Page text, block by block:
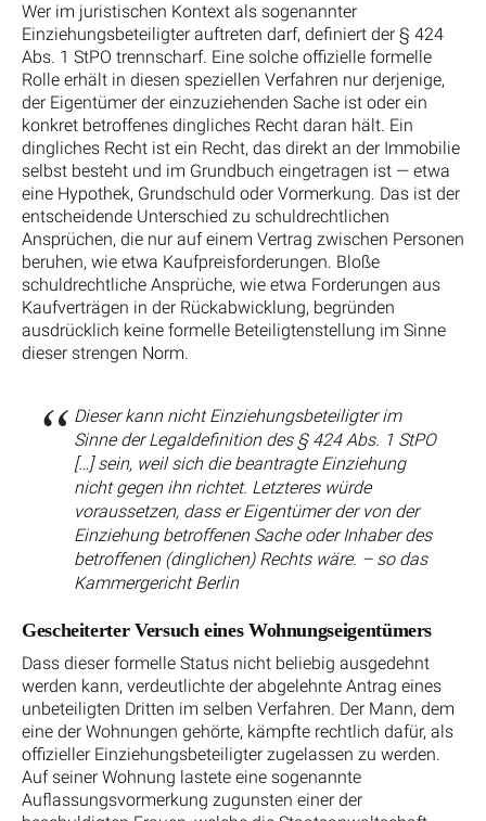
Wer im juristischen Kontext als sogenannter
Einziehungsbeteiligter auftreten darf, definiert der § 424
Abs. 1 StPO trennscharf. Eine solche offizielle formelle
Rolle erhält in diesen speziellen Verfahren nur derjenige,
der Eigentümer der einzuziehenden Sache ist oder ein
konkret betroffenes dingliches Recht daran hält. Ein
dingliches Recht ist ein Recht, das direkt an der Immobilie
selbst besteht und im Grundbuch eingetragen ist — etwa
eine Hypothek, Grundschuld oder Vormerkung. Das ist der
entscheidende Unterschied zu schuldrechtlichen
Ansprüchen, die nur auf einem Vertrag zwischen Personen
beruhen, wie etwa Kaufpreisforderungen. Bloße
schuldrechtliche Ansprüche, wie etwa Forderungen aus
Kaufverträgen in der Rückabwicklung, begründen
ausdrücklich keine formelle Beteiligtenstellung im Sinne
dieser strengen Norm.
Dieser kann nicht Einziehungsbeteiligter im
Sinne der Legaldefinition des § 424 Abs. 1 StPO
[…] sein, weil sich die beantragte Einziehung
nicht gegen ihn richtet. Letzteres würde
voraussetzen, dass er Eigentümer der von der
Einziehung betroffenen Sache oder Inhaber des
betroffenen (dinglichen) Rechts wäre. – so das
Kammergericht Berlin
Gescheiterter Versuch eines Wohnungseigentümers
Dass dieser formelle Status nicht beliebig ausgedehnt
werden kann, verdeutlichte der abgelehnte Antrag eines
unbeteiligten Dritten im selben Verfahren. Der Mann, dem
eine der Wohnungen gehörte, kämpfte rechtlich dafür, als
offizieller Einziehungsbeteiligter zugelassen zu werden.
Auf seiner Wohnung lastete eine sogenannte
Auflassungsvormerkung zugunsten einer der